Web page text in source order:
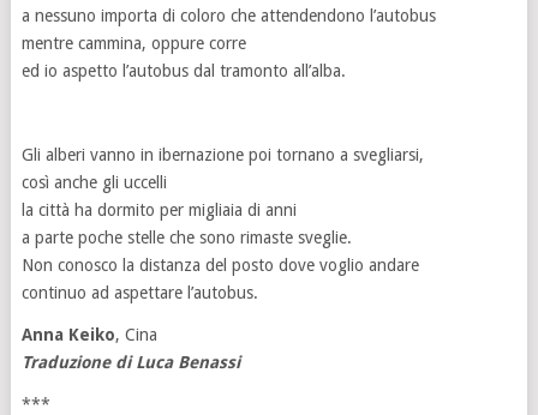
a nessuno importa di coloro che attendendono l’autobus
mentre cammina, oppure corre
ed io aspetto l’autobus dal tramonto all’alba.
Gli alberi vanno in ibernazione poi tornano a svegliarsi,
così anche gli uccelli
la città ha dormito per migliaia di anni
a parte poche stelle che sono rimaste sveglie.
Non conosco la distanza del posto dove voglio andare
continuo ad aspettare l’autobus.
Anna Keiko, Cina
Traduzione di Luca Benassi
***